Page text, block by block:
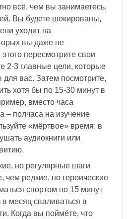
всё, чем вы занимаетесь,
Вы будете шокированы,
уходит на
вы даже не
пересмотрите свои
2-3 главные цели, которые
для вас. Затем посмотрите,
хотя бы по 15-30 минут в
вместо часа
– полчаса на изучение
«мёртвое» время: в
аудиокниги или
но регулярные шаги
чем редкие, но героические
спортом по 15 минут
месяц сваливаться в
Когда вы поймёте, что